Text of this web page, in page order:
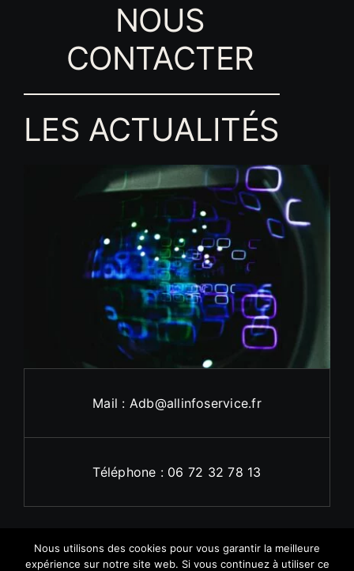
NOUS
CONTACTER
LES ACTUALITÉS
Mail : Adb@allinfoservice.fr
Téléphone : 06 72 32 78 13
Nous utilisons des cookies pour vous garantir la meilleure
expérience sur notre site web. Si vous continuez à utiliser ce